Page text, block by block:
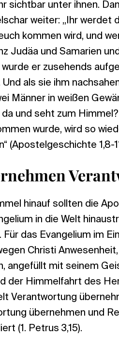
sichtbar unter ihnen.
weiter: „Ihr werdet
kommen wird, und
Judäa und Samarien
er zusehends
als sie ihm
Männer in weißen
und seht zum
wurde, wird so
(Apostelgeschichte 1,8-
hinauf sollten die
in die Welt
Für das Evangelium im
Christi
angefüllt mit seinem
der Himmelfahrt des
Verantwortung
übernehmen und
(1. Petrus 3,15).